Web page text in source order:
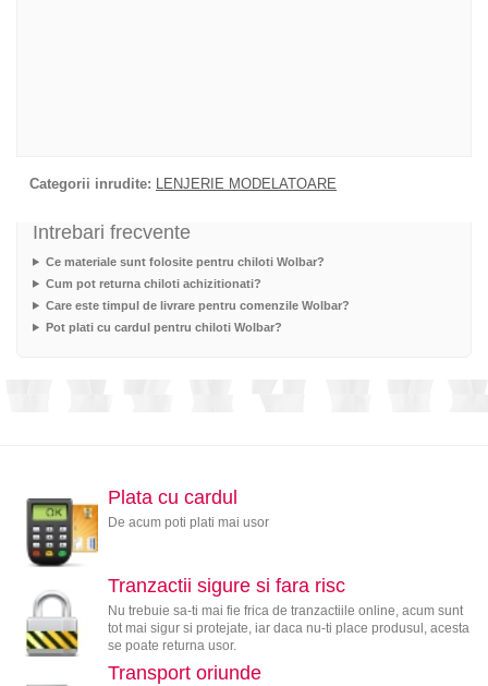
Categorii inrudite: LENJERIE MODELATOARE
Intrebari frecvente
Ce materiale sunt folosite pentru chiloti Wolbar?
Cum pot returna chiloti achizitionati?
Care este timpul de livrare pentru comenzile Wolbar?
Pot plati cu cardul pentru chiloti Wolbar?
Plata cu cardul
De acum poti plati mai usor
Tranzactii sigure si fara risc
Nu trebuie sa-ti mai fie frica de tranzactiile online, acum sunt
tot mai sigur si protejate, iar daca nu-ti place produsul, acesta
se poate returna usor.
Transport oriunde